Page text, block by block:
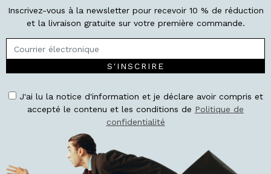
Inscrivez-vous à la newsletter pour recevoir 10 % de réduction
et la livraison gratuite sur votre première commande.
S'INSCRIRE
J'ai lu la notice d'information et je déclare avoir compris et
accepté le contenu et les conditions de Politique de
confidentialité